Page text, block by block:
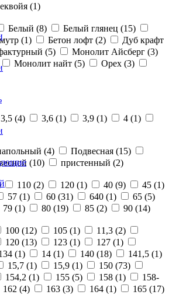
(1)
Белый (8) Белый глянец (15)
(1) Бетон лофт (2)
Дуб крафт
(5) Монолит Айсберг (3)
Монолит найт (5) Орех (3)
3,5 (4) 3,6 (1) 3,9 (1) 4 (1)
(4) Подвесная (15)
(10) пристенный (2)
110 (2) 120 (1) 40 (9) 45 (1)
57 (1) 60 (31) 640 (1) 65 (5)
79 (1) 80 (19) 85 (2) 90 (14)
100 (12) 105 (1) 11,3 (2)
120 (13) 123 (1) 127 (1)
(1) 14 (1) 140 (18) 141,5 (1)
15,7 (1) 15,9 (1) 150 (73)
154,2 (1) 155 (5) 158 (1)
158-
162 (4) 163 (3) 164 (1) 165 (17)